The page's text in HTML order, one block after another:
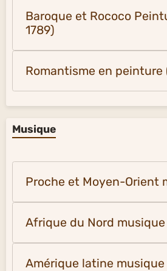
Baroque et Rococo
1789)
Romantisme en peinture
Musique
Proche et Moyen-Orient
Afrique du Nord musique
Amérique latine musique